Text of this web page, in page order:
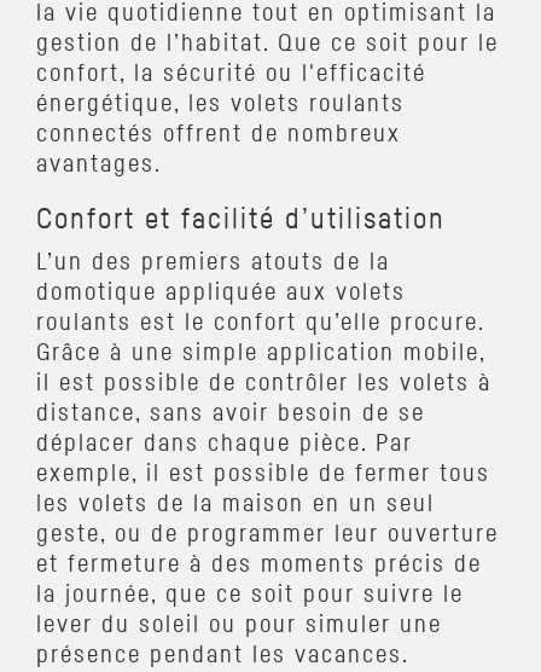
la vie quotidienne tout en optimisant la
gestion de l’habitat. Que ce soit pour le
confort, la sécurité ou l'efficacité
énergétique, les volets roulants
connectés offrent de nombreux
avantages.
Confort et facilité d’utilisation
L’un des premiers atouts de la
domotique appliquée aux volets
roulants est le confort qu’elle procure.
Grâce à une simple application mobile,
il est possible de contrôler les volets à
distance, sans avoir besoin de se
déplacer dans chaque pièce. Par
exemple, il est possible de fermer tous
les volets de la maison en un seul
geste, ou de programmer leur ouverture
et fermeture à des moments précis de
la journée, que ce soit pour suivre le
lever du soleil ou pour simuler une
présence pendant les vacances.